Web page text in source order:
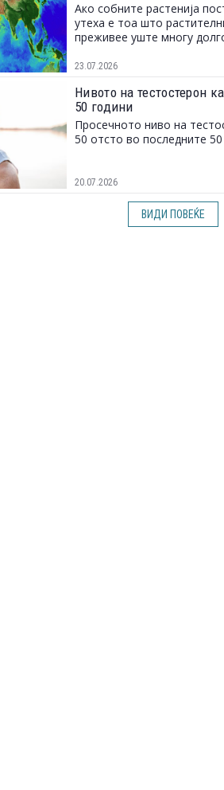
Ако собните растенија
утеха е тоа што
преживее уште многу
23.07.2026
Нивото на тестостерон
50 години
Просечното ниво на
50 отсто во последните
20.07.2026
ВИДИ ПОВЕЌЕ